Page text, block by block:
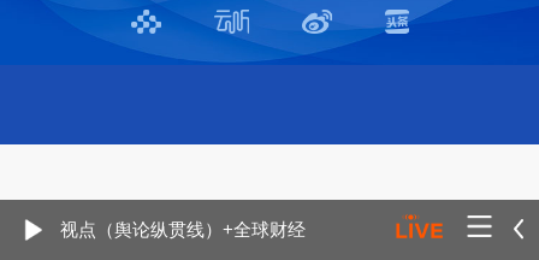
视点（舆论纵贯线）+全球财经